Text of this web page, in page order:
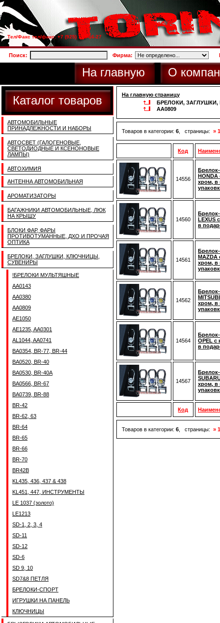
Тел/Факс тел/факс: +7 (925) 733-66-27
Поиск: Фирма:
На главную О
Каталог товаров
АВТОМОБИЛЬНЫЕ
ПРИНАДЛЕЖНОСТИ И НАБОРЫ
АВТОСВЕТ (ГАЛОГЕНОВЫЕ,
СВЕТОДИОДНЫЕ И КСЕНОНОВЫЕ
ЛАМПЫ)
АВТОХИМИЯ
АНТЕННА АВТОМОБИЛЬНАЯ
АРОМАТИЗАТОРЫ
БАГАЖНИКИ АВТОМОБИЛЬНЫЕ, ЛЮК
НА КРЫШУ
БЛОКИ ФАР, ФАРЫ
ПРОТИВОТУМАННЫЕ, ДХО И ПРОЧАЯ
ОПТИКА
БРЕЛОКИ, ЗАГЛУШКИ, КЛЮЧНИЦЫ,
СУВЕНИРЫ
!БРЕЛОКИ МУЛЬТЯШНЫЕ
AA0143
AA0380
AA0809
AE1050
AE1235, AA0301
AL1044, AA0741
BA0354, BR-77, BR-44
BA0520, BR-40
BA0530, BR-40A
BA0566, BR-67
BA0739, BR-88
BR-42
BR-62, 63
BR-64
BR-65
BR-66
BR-70
BR42B
KL435, 436, 437 & 438
KL451, 447, ИНСТРУМЕНТЫ
LE 1037 (золото)
LE1213
SD-1, 2, 3, 4
SD-11
SD-12
SD-6
SD 9, 10
SD7&8 ПЕТЛЯ
БРЕЛОКИ-СПОРТ
ИГРУШКИ НА ПАНЕЛЬ
КЛЮЧНИЦЫ
На главную страницу
БРЕЛОКИ,
AA0809
Товаров в категории: 6 , страницы: »
Код
14556
HONDA
хром, в
14560
LEXUS
в
14561
MAZDA
хром, в
14562
хром, в
14564
OPEL с
в
14567
хром, в
Код
Товаров в категории: 6 , страницы: »